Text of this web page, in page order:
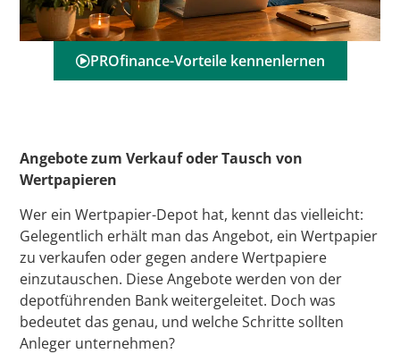
PROfinance-Vorteile kennenlernen
Angebote zum Verkauf oder Tausch von
Wertpapieren
Wer ein Wertpapier-Depot hat, kennt das vielleicht:
Gelegentlich erhält man das Angebot, ein Wertpapier
zu verkaufen oder gegen andere Wertpapiere
einzutauschen. Diese Angebote werden von der
depotführenden Bank weitergeleitet. Doch was
bedeutet das genau, und welche Schritte sollten
Anleger unternehmen?